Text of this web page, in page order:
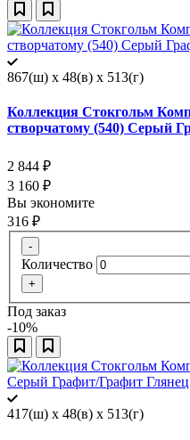
867(ш) x 48(в) x 513(г)
Коллекция Стокгольм
створчатому (540) Серый
2 844 ₽
3 160 ₽
Вы экономите
316 ₽
-
Количество
+
Под заказ
-10%
417(ш) x 48(в) x 513(г)